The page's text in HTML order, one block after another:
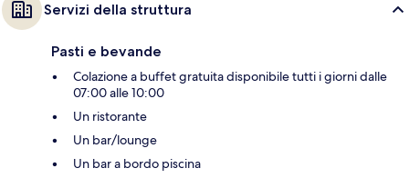
Servizi della struttura
Pasti e bevande
Colazione a buffet gratuita disponibile tutti i giorni dalle
07:00 alle 10:00
Un ristorante
Un bar/lounge
Un bar a bordo piscina